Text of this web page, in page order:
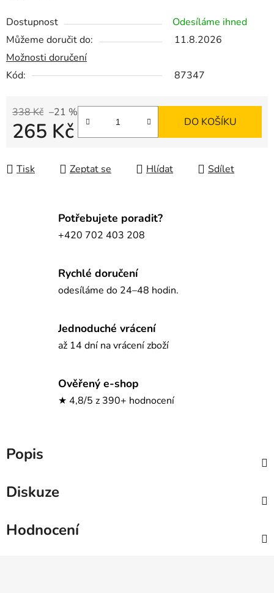
Dostupnost
Odesíláme ihned
Můžeme doručit do:
11.8.2026
Možnosti doručení
Kód:
87347
338 Kč –21 %
265 Kč DO KOŠÍKU
Tisk Zeptat se Hlídat Sdílet
Potřebujete poradit?
+420 702 403 208
Rychlé doručení
odesíláme do 24–48 hodin.
Jednoduché vrácení
až 14 dní na vrácení zboží
Ověřený e-shop
★ 4,8/5 z 390+ hodnocení
Popis
Diskuze
Hodnocení